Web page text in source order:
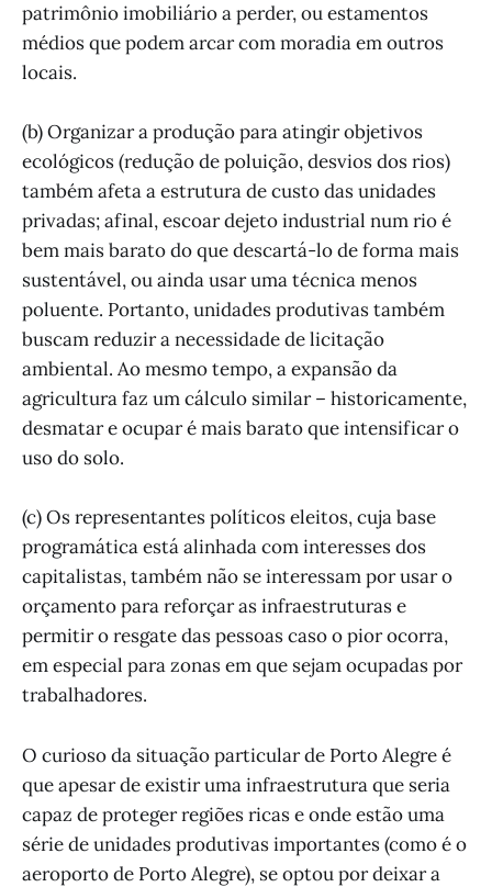
patrimônio imobiliário a perder, ou estamentos
médios que podem arcar com moradia em outros
locais.
(b) Organizar a produção para atingir objetivos
ecológicos (redução de poluição, desvios dos rios)
também afeta a estrutura de custo das unidades
privadas; afinal, escoar dejeto industrial num rio é
bem mais barato do que descartá-lo de forma mais
sustentável, ou ainda usar uma técnica menos
poluente. Portanto, unidades produtivas também
buscam reduzir a necessidade de licitação
ambiental. Ao mesmo tempo, a expansão da
agricultura faz um cálculo similar – historicamente,
desmatar e ocupar é mais barato que intensificar o
uso do solo.
(c) Os representantes políticos eleitos, cuja base
programática está alinhada com interesses dos
capitalistas, também não se interessam por usar o
orçamento para reforçar as infraestruturas e
permitir o resgate das pessoas caso o pior ocorra,
em especial para zonas em que sejam ocupadas por
trabalhadores.
O curioso da situação particular de Porto Alegre é
que apesar de existir uma infraestrutura que seria
capaz de proteger regiões ricas e onde estão uma
série de unidades produtivas importantes (como é o
aeroporto de Porto Alegre), se optou por deixar a